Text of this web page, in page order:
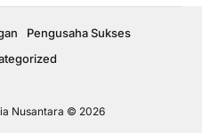
Nusantara © 2026
Pengusaha Sukses